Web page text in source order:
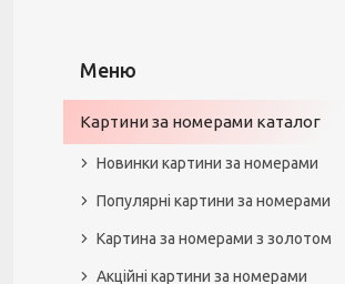
Картини за номерами каталог
Новинки картини за номерами
Популярні картини за номерами
Картина за номерами з золотом
Акційні картини за номерами